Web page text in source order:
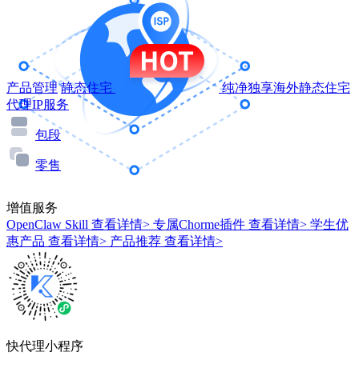
产品管理 静态住宅
纯净独享海外静态住宅
代理IP服务
包段
零售
增值服务
OpenClaw Skill 查看详情> 专属Chorme插件 查看详情> 学生优
惠产品 查看详情> 产品推荐 查看详情>
快代理小程序